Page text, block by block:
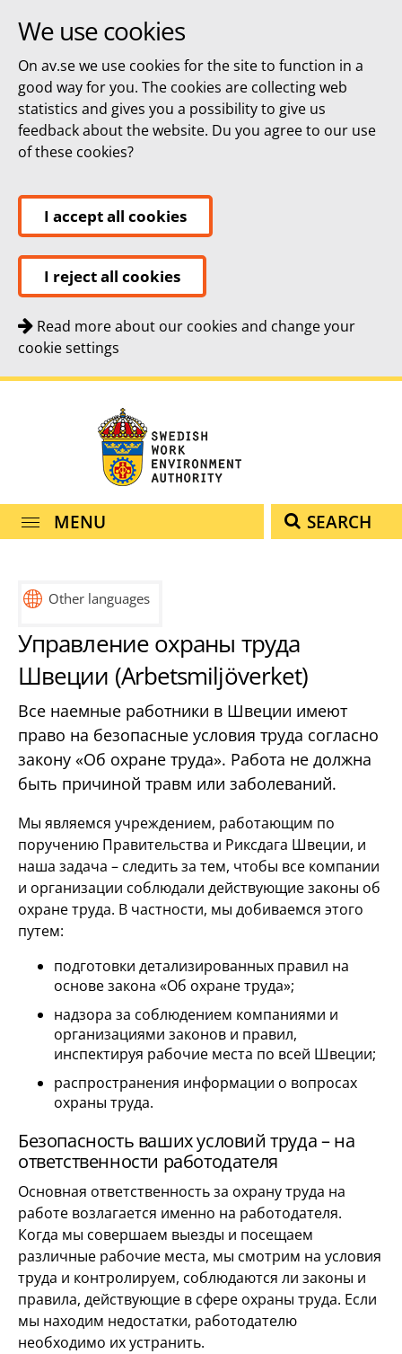
We use cookies
On av.se we use cookies for the site to function in a
good way for you. The cookies are collecting web
statistics and gives you a possibility to give us
feedback about the website. Du you agree to our use
of these cookies?
I accept all cookies
I reject all cookies
Read more about our cookies and change your
cookie settings
MENU SEARCH
Other languages
Управление охраны труда
Швеции (Arbetsmiljöverket)
Все наемные работники в Швеции имеют
право на безопасные условия труда согласно
закону «Об охране труда». Работа не должна
быть причиной травм или заболеваний.
Мы являемся учреждением, работающим по
поручению Правительства и Риксдага Швеции, и
наша задача – следить за тем, чтобы все компании
и организации соблюдали действующие законы об
охране труда. В частности, мы добиваемся этого
путем:
подготовки детализированных правил на
основе закона «Об охране труда»;
надзора за соблюдением компаниями и
организациями законов и правил,
инспектируя рабочие места по всей Швеции;
распространения информации о вопросах
охраны труда.
Безопасность ваших условий труда – на
ответственности работодателя
Основная ответственность за охрану труда на
работе возлагается именно на работодателя.
Когда мы совершаем выезды и посещаем
различные рабочие места, мы смотрим на условия
труда и контролируем, соблюдаются ли законы и
правила, действующие в сфере охраны труда. Если
мы находим недостатки, работодателю
необходимо их устранить.